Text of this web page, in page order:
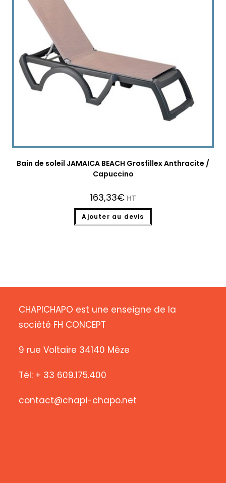
Bain de soleil JAMAICA BEACH Grosfillex Anthracite /
Capuccino
163,33€ HT
Ajouter au devis
CHAPICHAPO est une enseigne de la
société FH CONCEPT
9 rue Voltaire 34140 Mèze
Tél: + 33 609.175.400
contact@chapi-chapo.net